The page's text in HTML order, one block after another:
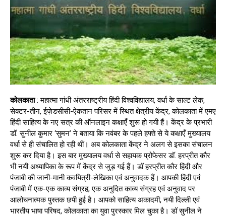
कोलकाता: महात्मा गांधी अंतरराष्ट्रीय हिंदी विश्वविद्यालय, वर्धा के साल्ट लेक,
सेक्टर-तीन, ईज़ेडसीसी-ऐकतान परिसर में स्थित क्षेत्रीय केंद्र, कोलकाता में एमए
हिंदी साहित्य के नए सत्र की ऑनलाइन कक्षाएँ शुरू हो गयी हैं। केंद्र के प्रभारी
डॉ. सुनील कुमार ‘सुमन’ ने बताया कि नवंबर के पहले हफ्ते से ये कक्षाएँ मुख्यालय
वर्धा से ही संचालित हो रही थीं। अब कोलकाता केंद्र ने अलग से इसका संचालन
शुरू कर दिया है। इस बार मुख्यालय वर्धा से सहायक प्रोफेसर डॉ. हरप्रीत कौर
भी नयी अध्यापिका के रूप में केंद्र से जुड़ गई हैं। डॉ हरप्रीत कौर हिंदी और
पंजाबी की जानी-मानी कवयित्री-लेखिका एवं अनुवादक हैं। आपकी हिंदी एवं
पंजाबी में एक-एक काव्य संग्रह, एक अनुदित काव्य संग्रह एवं अनुवाद पर
आलोचनात्मक पुस्तक छपी हुई है। आपको साहित्य अकादमी, नयी दिल्ली एवं
भारतीय भाषा परिषद, कोलकाता का युवा पुरस्कार मिल चुका है। डॉ सुनील ने